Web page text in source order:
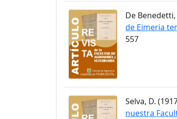
De Benedetti,
de Eimeria
557
Selva, D.
nuestra